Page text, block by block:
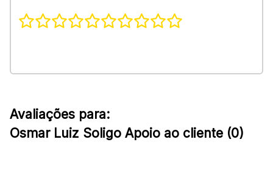
Avaliações para:
Osmar Luiz Soligo Apoio ao cliente (0)